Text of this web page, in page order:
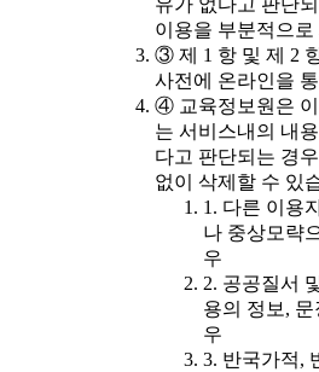
이용을 부분적으
③ 제 1 항 및 제 2
사전에 온라인을
④ 교육정보원은
는 서비스내의 내
다고 판단되는 경
없이 삭제할 수 있
1. 다른 이용
나 중상모략
우
2. 공공질서
용의 정보,
우
3. 반국가적,